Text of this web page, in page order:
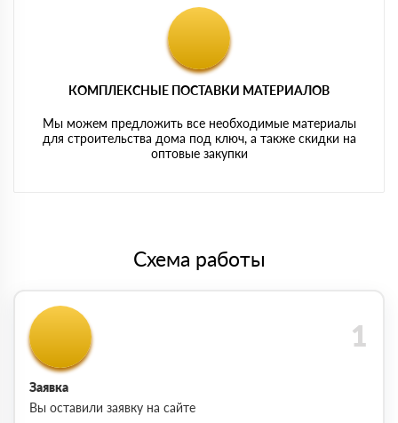
КОМПЛЕКСНЫЕ ПОСТАВКИ МАТЕРИАЛОВ
Мы можем предложить все необходимые материалы
для строительства дома под ключ, а также скидки на
оптовые закупки
Схема работы
Заявка
Вы оставили заявку на сайте